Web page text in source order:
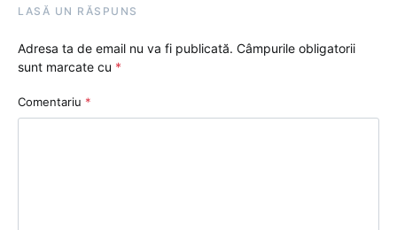
LASĂ UN RĂSPUNS
Adresa ta de email nu va fi publicată. Câmpurile obligatorii
sunt marcate cu *
Comentariu *